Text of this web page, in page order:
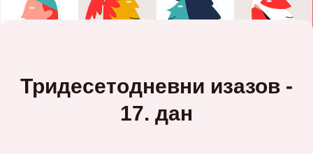
Тридесетодневни изазов -
17. дан